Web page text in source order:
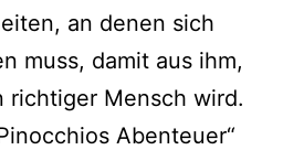
an denen sich
muss, damit aus ihm,
richtiger Mensch wird.
Abenteuer“